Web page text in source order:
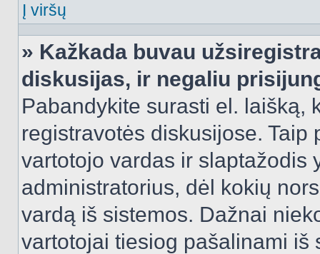
Į viršų
» Kažkada buvau
diskusijas, ir negaliu
Pabandykite surasti el. laišką,
registravotės diskusijose.
vartotojo vardas ir slaptažodis
administratorius, dėl kokių
vardą iš sistemos. Dažnai
vartotojai tiesiog pašalinami iš